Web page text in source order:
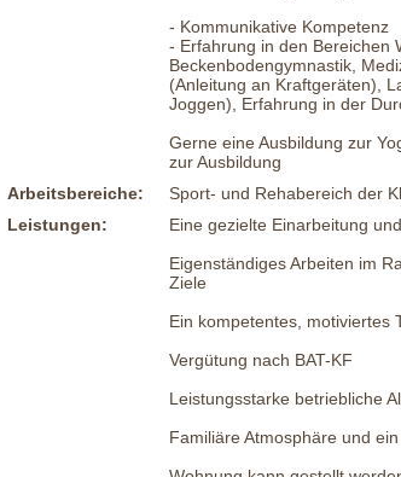
- Kommunikative Kompetenz
- Erfahrung in den Bereichen
Beckenbodengymnastik,
(Anleitung an Kraftgeräten),
Joggen), Erfahrung in der
Gerne eine Ausbildung zur
zur Ausbildung
Arbeitsbereiche:
Sport- und Rehabereich der
Leistungen:
Eine gezielte Einarbeitung
Eigenständiges Arbeiten im
Ziele
Ein kompetentes, motiviertes
Vergütung nach BAT-KF
Leistungsstarke betriebliche
Familiäre Atmosphäre und